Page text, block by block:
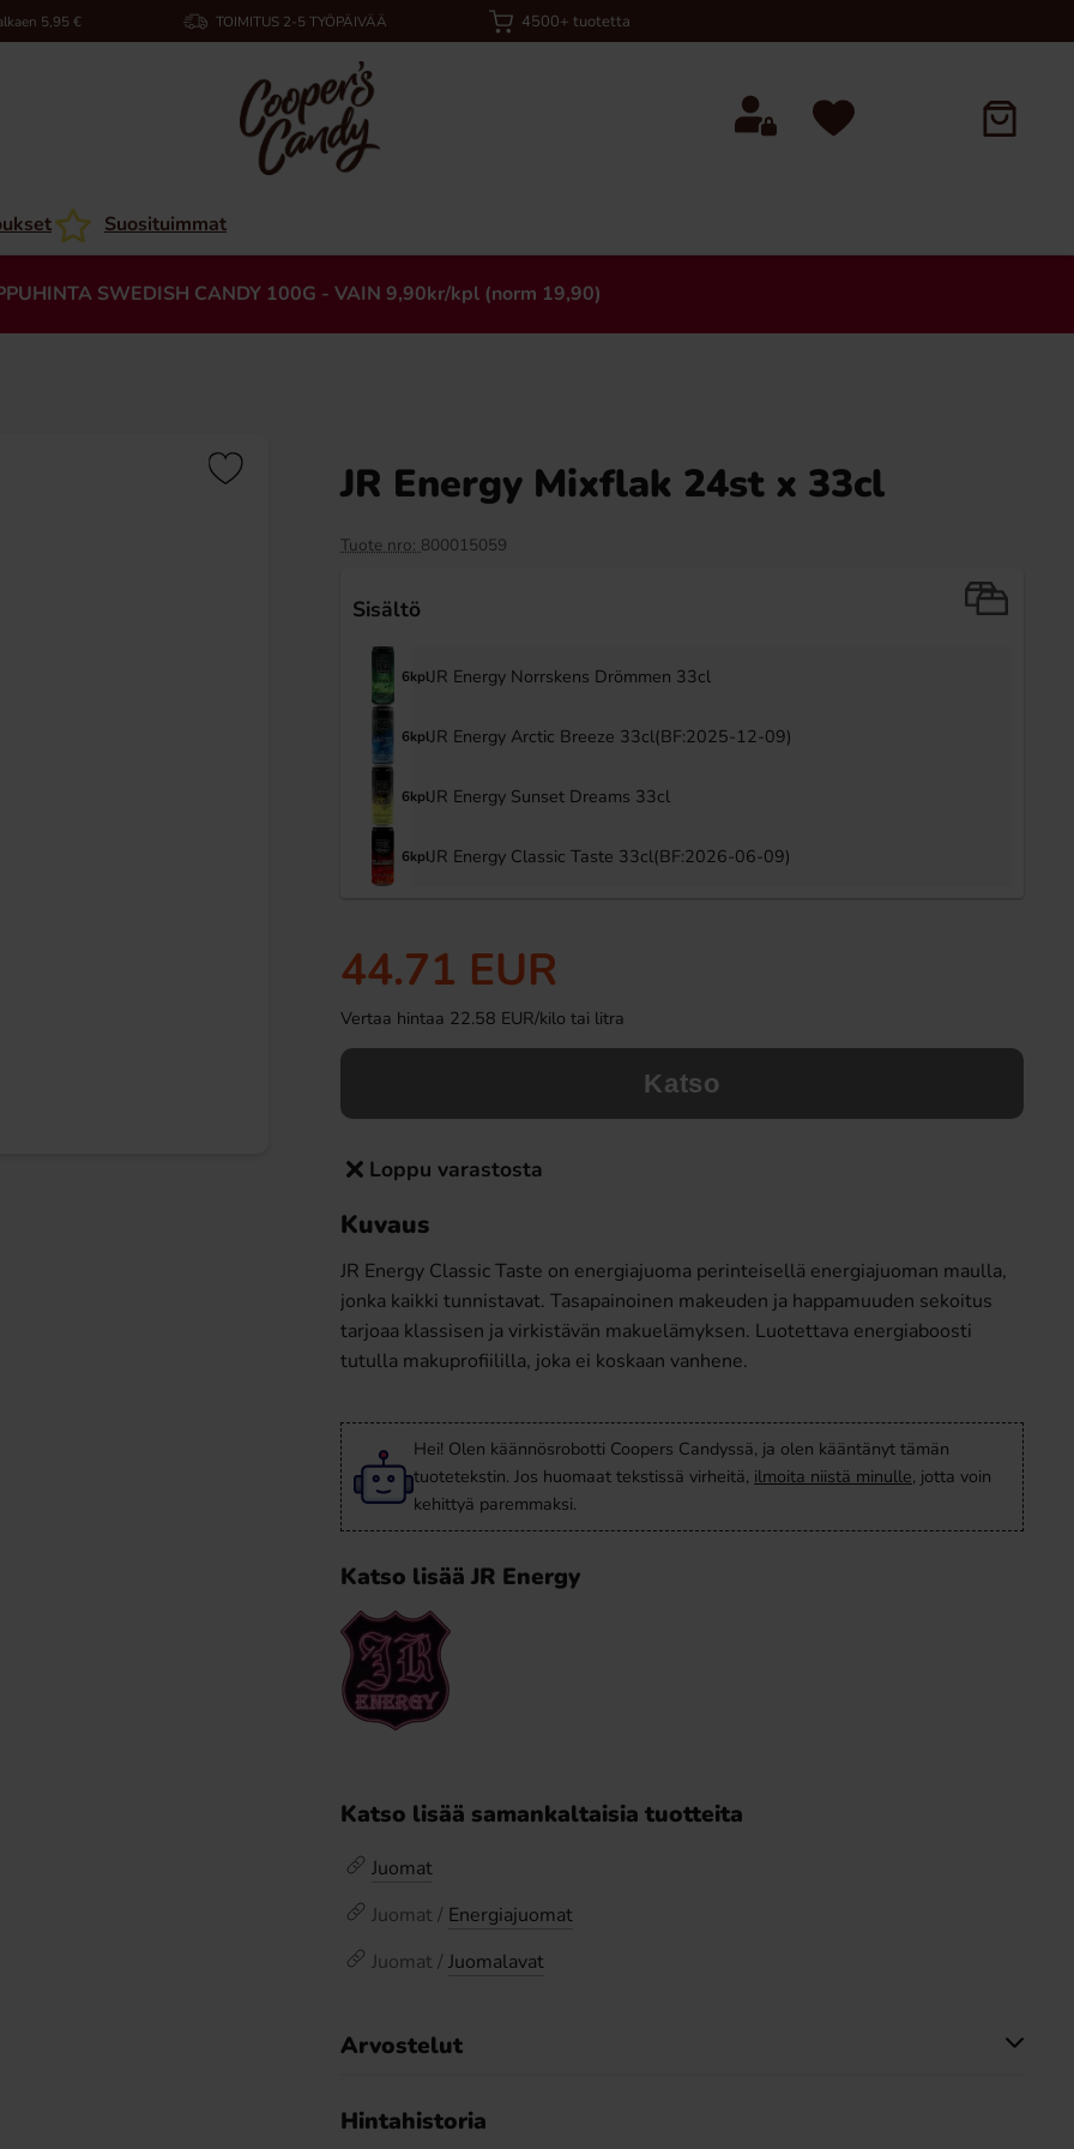
5,95 € TOIMITUS 2-5 TYÖPÄIVÄÄ 4500+ tuotetta
Suosituimmat
SWEDISH CANDY 100G - VAIN 9,90kr/kpl (norm 19,90)
Eclairs sekoitetut värit lahjapakkaus
450g
4.99 EUR
Doftgran 150g
JR Energy Mixflak 24st x 33cl
Tuote nro: 800015059
Sisältö
6kplJR Energy Norrskens Drömmen 33cl
6kplJR Energy Arctic Breeze 33cl(BF:2025-12-09)
6kplJR Energy Sunset Dreams 33cl
6kplJR Energy Classic Taste 33cl(BF:2026-06-09)
44.71 EUR
Vertaa hintaa 22.58 EUR/kilo tai litra
Katso
Loppu varastosta
Kuvaus
JR Energy Classic Taste on energiajuoma perinteisellä energiajuoman maulla,
jonka kaikki tunnistavat. Tasapainoinen makeuden ja happamuuden sekoitus
tarjoaa klassisen ja virkistävän makuelämyksen. Luotettava energiaboosti
tutulla makuprofiililla, joka ei koskaan vanhene.
Hei! Olen käännösrobotti Coopers Candyssä, ja olen kääntänyt tämän
tuotetekstin. Jos huomaat tekstissä virheitä, ilmoita niistä minulle, jotta voin
kehittyä paremmaksi.
Katso lisää JR Energy
Katso lisää samankaltaisia tuotteita
Juomat
Juomat / Energiajuomat
Juomat / Juomalavat
Arvostelut
Hintahistoria